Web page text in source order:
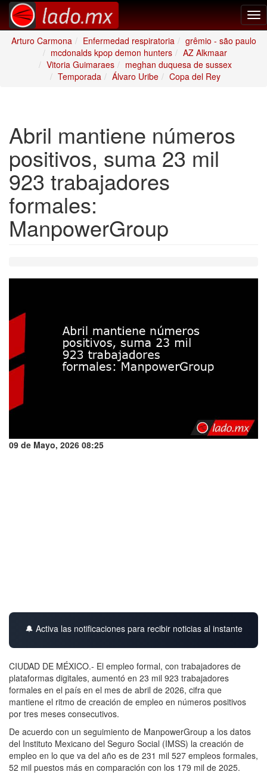
Arturo Carmona
Enfermedad respiratoria
grêmio - são paulo
mcdonalds kpop demon hunters
AZ Alkmaar
Vitoria Guimaraes
meghan duquesa de sussex
Temporada
Álvaro Uribe Copa del Rey
Abril mantiene números
positivos, suma 23 mil
923 trabajadores
formales:
ManpowerGroup
09 de Mayo, 2026 08:25
🔔 Activa las notificaciones para recibir noticias al instante
CIUDAD DE MÉXICO.- El empleo formal, con trabajadores de
plataformas digitales, aumentó en 23 mil 923 trabajadores
formales en el país en el mes de abril de 2026, cifra que
mantiene el ritmo de creación de empleo en números positivos
por tres meses consecutivos.
De acuerdo con un seguimiento de ManpowerGroup a los datos
del Instituto Mexicano del Seguro Social (IMSS) la creación de
empleo en lo que va del año es de 231 mil 527 empleos formales,
52 mil puestos más en comparación con los 179 mil de 2025.